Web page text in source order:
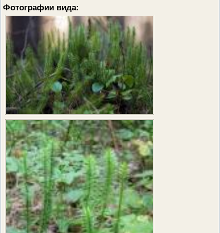
Фотографии вида: